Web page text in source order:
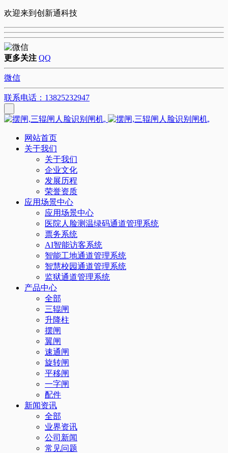
欢迎来到创新通科技
更多关注 QQ
微信
联系电话：13825232947
网站首页
关于我们
关于我们
企业文化
发展历程
荣誉资质
应用场景中心
应用场景中心
医院人脸测温绿码通道管理系统
票务系统
AI智能访客系统
智能工地通道管理系统
智慧校园通道管理系统
监狱通道管理系统
产品中心
全部
三辊闸
升降柱
摆闸
翼闸
速通闸
旋转闸
平移闸
一字闸
配件
新闻资讯
全部
业界资讯
公司新闻
常见问题